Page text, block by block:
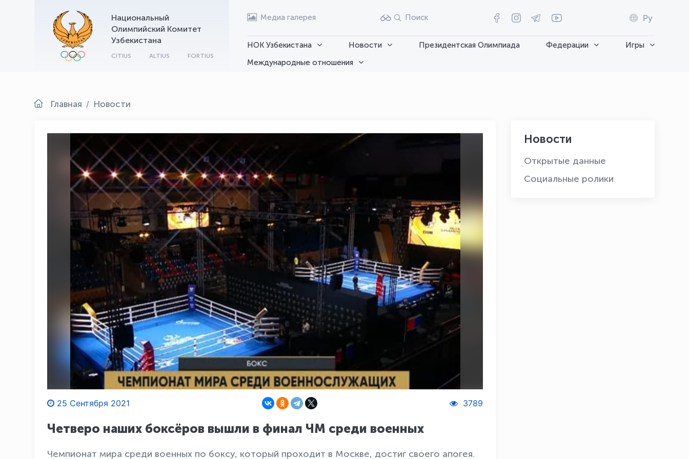
Национальный
Олимпийский Комитет
Узбекистана
CITIUS ALTIUS FORTIUS
Медиа галерея Поиск Ру
НОК Узбекистана Новости Президентская Олимпиада Федерации
Игры
Международные отношения
Главная Новости
25 Сентября 2021 3789
Четверо наших боксёров вышли в финал ЧМ среди военных
Чемпионат мира среди военных по боксу, который проходит в Москве, достиг своего апогея.
Новости
Открытые данные
Социальные ролики